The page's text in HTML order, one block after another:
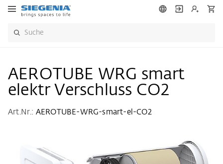
AEROTUBE WRG smart
elektr Verschluss CO2
Art.Nr.: AEROTUBE-WRG-smart-el-CO2